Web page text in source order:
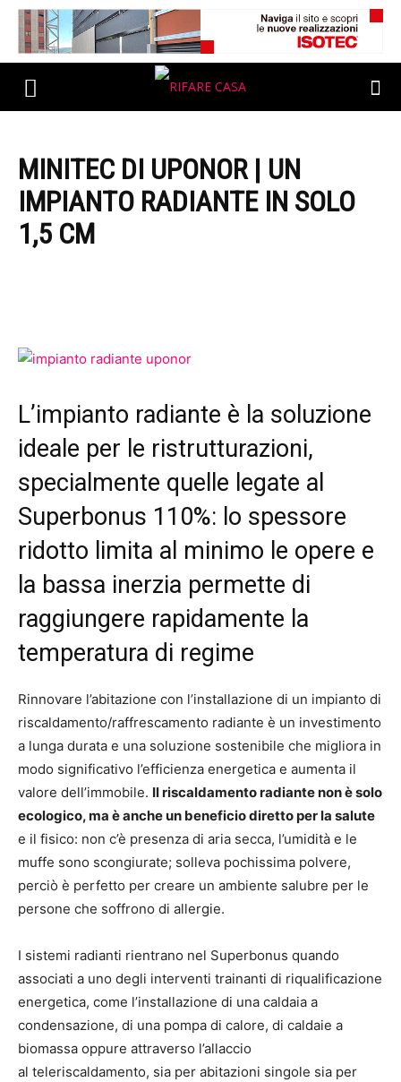
MINITEC DI UPONOR | UN
IMPIANTO RADIANTE IN SOLO
1,5 CM
L’impianto radiante è la soluzione
ideale per le ristrutturazioni,
specialmente quelle legate al
Superbonus 110%: lo spessore
ridotto limita al minimo le opere e
la bassa inerzia permette di
raggiungere rapidamente la
temperatura di regime
Rinnovare l’abitazione con l’installazione di un impianto di
riscaldamento/raffrescamento radiante è un investimento
a lunga durata e una soluzione sostenibile che migliora in
modo significativo l’efficienza energetica e aumenta il
valore dell’immobile. Il riscaldamento radiante non è solo
ecologico, ma è anche un beneficio diretto per la salute
e il fisico: non c’è presenza di aria secca, l’umidità e le
muffe sono scongiurate; solleva pochissima polvere,
perciò è perfetto per creare un ambiente salubre per le
persone che soffrono di allergie.
I sistemi radianti rientrano nel Superbonus quando
associati a uno degli interventi trainanti di riqualificazione
energetica, come l’installazione di una caldaia a
condensazione, di una pompa di calore, di caldaie a
biomassa oppure attraverso l’allaccio
al teleriscaldamento, sia per abitazioni singole sia per